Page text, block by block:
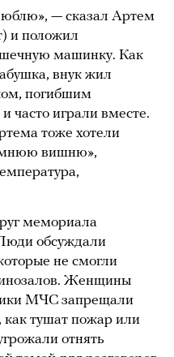
— сказал Артем
и положил
машинку. Как
внук жил
погибшим
часто играли вместе.
тоже хотели
вишню»,
мемориала
обсуждали
не смогли
Женщины
МЧС запрещали
тушат пожар или
отнять